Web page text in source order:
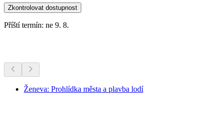
Zkontrolovat dostupnost
Příští termín: ne 9. 8.
Ženeva: Prohlídka města a plavba lodí